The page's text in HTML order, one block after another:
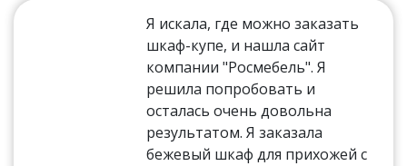
Я искала, где можно заказать
шкаф-купе, и нашла сайт
компании "Росмебель". Я
решила попробовать и
осталась очень довольна
результатом. Я заказала
бежевый шкаф для прихожей с